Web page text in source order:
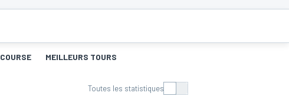
COURSE MEILLEURS TOURS
Toutes les statistiques